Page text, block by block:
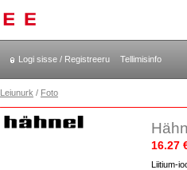
Logi sisse / Registreeru Tellimisinfo
Leiunurk / Foto
16.27
Liitium-